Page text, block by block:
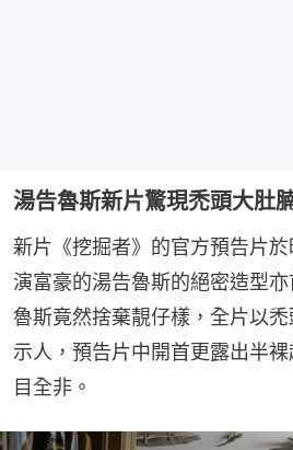
湯告魯斯新片驚現禿頭大肚
新片《挖掘者》的官方預告片
演富豪的湯告魯斯的絕密造型
魯斯竟然捨棄靚仔樣，全片以
示人，預告片中開首更露出半
目全非。